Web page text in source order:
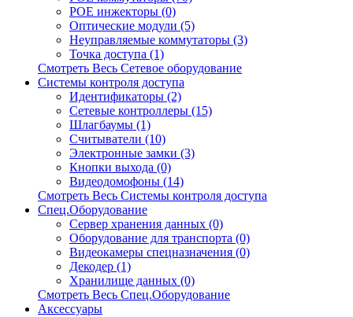
POE инжекторы (0)
Оптические модули (5)
Неуправляемые коммутаторы (3)
Точка доступа (1)
Смотреть Весь Сетевое оборудование
Системы контроля доступа
Идентификаторы (2)
Сетевые контроллеры (15)
Шлагбаумы (1)
Считыватели (10)
Электронные замки (3)
Кнопки выхода (0)
Видеодомофоны (14)
Смотреть Весь Системы контроля доступа
Спец.Оборудование
Сервер хранения данных (0)
Оборудование для транспорта (0)
Видеокамеры спецназначения (0)
Декодер (1)
Хранилище данных (0)
Смотреть Весь Спец.Оборудование
Аксессуары